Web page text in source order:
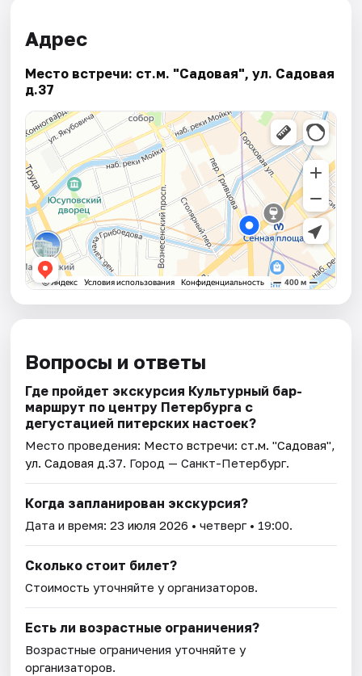
Адрес
Место встречи: ст.м. "Садовая", ул. Садовая
д.37
Вопросы и ответы
Где пройдет экскурсия Культурный бар-
маршрут по центру Петербурга с
дегустацией питерских настоек?
Место проведения: Место встречи: ст.м. "Садовая",
ул. Садовая д.37. Город — Санкт-Петербург.
Когда запланирован экскурсия?
Дата и время:23 июля 2026 • четверг • 19:00.
Сколько стоит билет?
Стоимость уточняйте у организаторов.
Есть ли возрастные ограничения?
Возрастные ограничения уточняйте у
организаторов.